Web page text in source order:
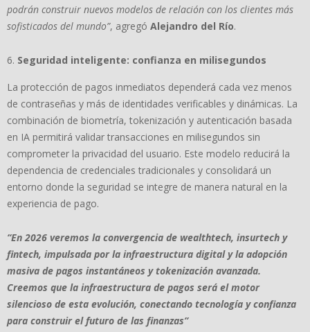
podrán construir nuevos modelos de relación con los clientes más
sofisticados del mundo”, agregó Alejandro del Río.
Seguridad inteligente: confianza en milisegundos
La protección de pagos inmediatos dependerá cada vez menos
de contraseñas y más de identidades verificables y dinámicas. La
combinación de biometría, tokenización y autenticación basada
en IA permitirá validar transacciones en milisegundos sin
comprometer la privacidad del usuario. Este modelo reducirá la
dependencia de credenciales tradicionales y consolidará un
entorno donde la seguridad se integre de manera natural en la
experiencia de pago.
“En 2026 veremos la convergencia de wealthtech, insurtech y
fintech, impulsada por la infraestructura digital y la adopción
masiva de pagos instantáneos y tokenización avanzada.
Creemos que la infraestructura de pagos será el motor
silencioso de esta evolución, conectando tecnología y confianza
para construir el futuro de las finanzas”